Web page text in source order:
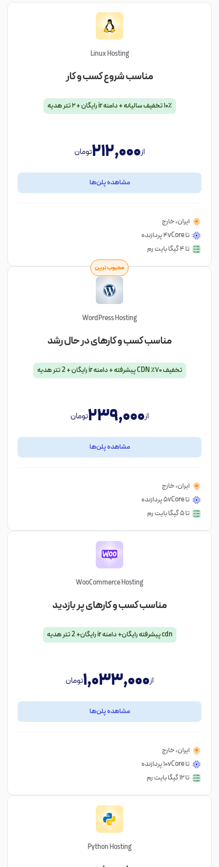
Linux Hosting
مناسب شروع کسب و کار
۱۰٪ تخفیف سالیانه + دامنه ir رایگان + ۲ تتر هدیه
از212,000تومان
مشاهده پلن‌ها
ایران، خارج
تا 4vCore پردازنده
تا 4 گیگا بایت رم
محبوب ترین
WordPress Hosting
مناسب کسب و کارهای در حال رشد
تخفیف ۷۰٪ CDN پیشرفته + دامنه ir رایگان + 2 تتر هدیه
از239,000تومان
مشاهده پلن‌ها
ایران، خارج
تا ۵vCore پردازنده
تا ۵ گیگا بایت رم
WooCommerce Hosting
مناسب کسب و کارهای پر بازدید
cdn پیشرفته رایگان+ دامنه ir رایگان+ 2 تتر هدیه
از1,033,000تومان
مشاهده پلن‌ها
ایران، خارج
تا ۱۰vCore پردازنده
تا ۱۲ گیگا بایت رم
Python Hosting